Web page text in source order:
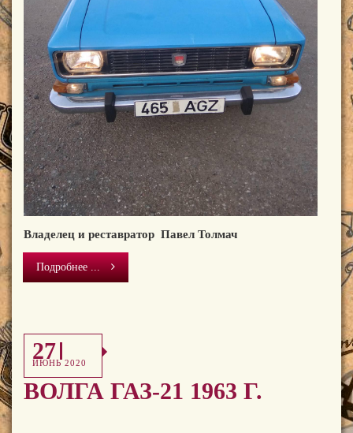
Владелец и реставратор Павел Толмач
Подробнее ...
27
ИЮНЬ 2020
ВОЛГА ГАЗ-21 1963 Г.